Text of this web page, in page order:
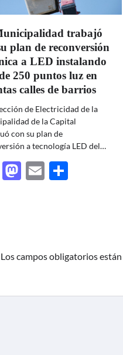
trabajó
plan de reconversión
a LED instalando
250 puntos luz en
calles de barrios
de Electricidad de la
de la Capital
con su plan de
a tecnología LED del…
Mastodon
EmailShare
Los campos obligatorios